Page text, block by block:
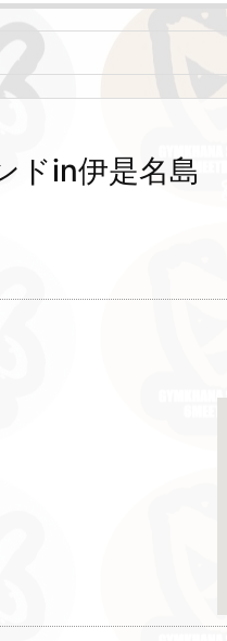
in伊是名島